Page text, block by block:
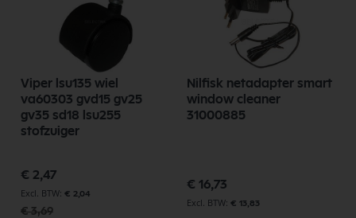
Viper lsu135 wiel
va60303 gvd15 gv25
gv35 sd18 lsu255
stofzuiger
Speciale
prijs
€ 2,47
€ 2,04
€ 3,69
Nilfisk netadapter smart
window cleaner
31000885
€ 16,73
€ 13,83